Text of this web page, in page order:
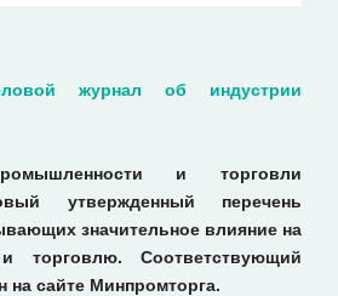
журнал об индустрии
и торговли
утвержденный перечень
значительное влияние на
торговлю. Соответствующий
на сайте Минпромторга.